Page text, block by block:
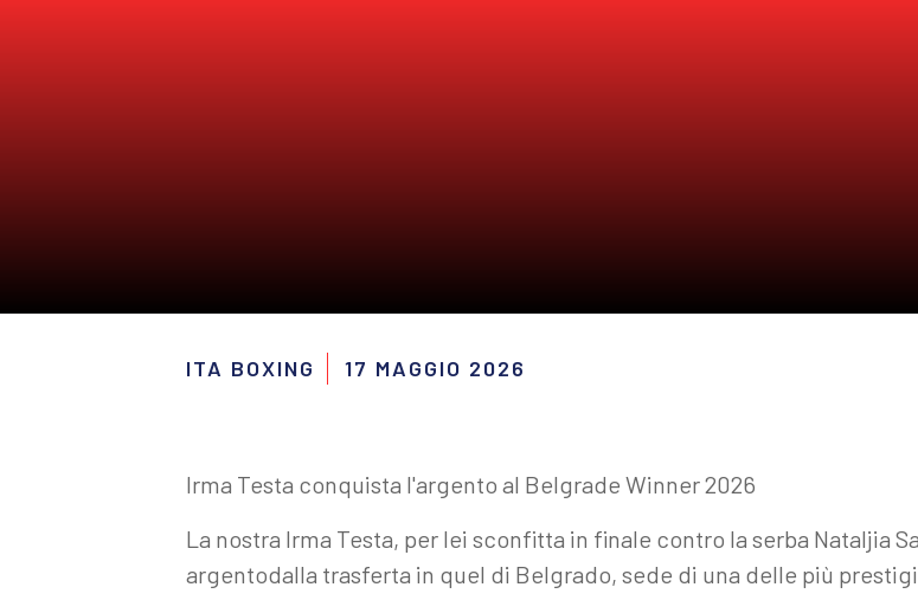
ITA BOXING 17 MAGGIO 2026
Irma Testa conquista l'argento al Belgrade Winner 2026
La nostra Irma Testa, per lei sconfitta in finale contro la serba Nataljia
argentodalla trasferta in quel di Belgrado, sede di una delle più